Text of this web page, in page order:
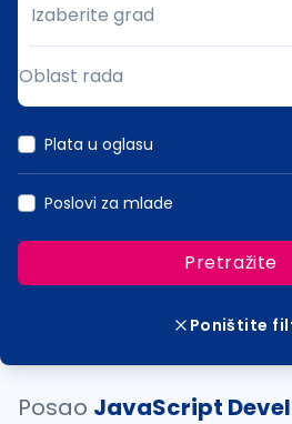
Grad
Izaberite grad
Oblast rada
Plata u oglasu
Poslovi za mlade
Pretražite
Poništite
Posao JavaScript